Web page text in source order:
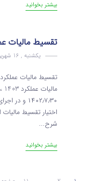
بیشتر بخوانید
تقسیط مالیات
یکشنبه , 16 شهریور 1404
شرح...
بیشتر بخوانید